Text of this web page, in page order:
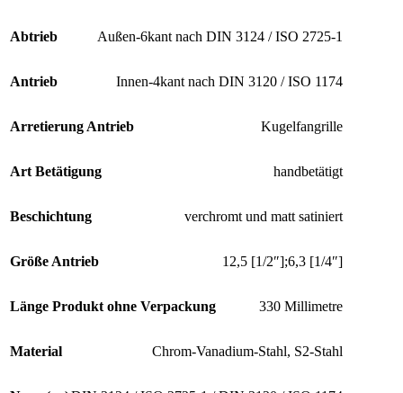
Abtrieb Außen-6kant nach DIN 3124 / ISO 2725-1
Antrieb Innen-4kant nach DIN 3120 / ISO 1174
Arretierung Antrieb Kugelfangrille
Art Betätigung handbetätigt
Beschichtung verchromt und matt satiniert
Größe Antrieb 12,5 [1/2″];6,3 [1/4″]
Länge Produkt ohne Verpackung 330 Millimetre
Material Chrom-Vanadium-Stahl, S2-Stahl